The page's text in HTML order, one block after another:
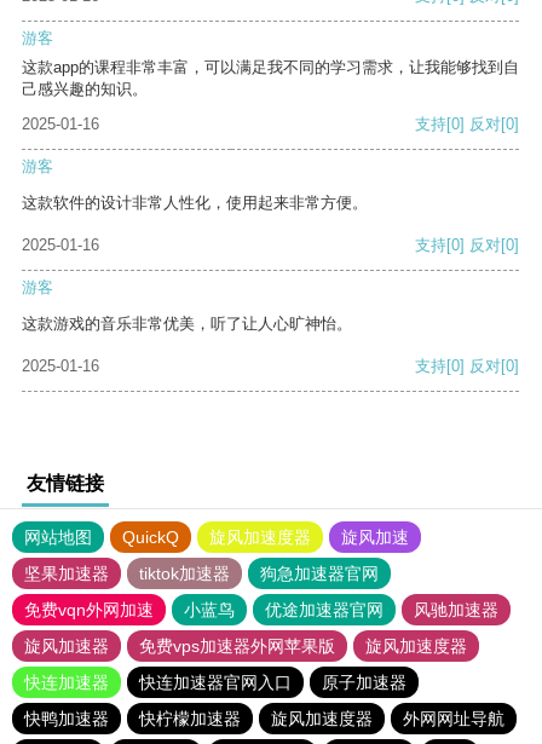
游客
这款app的课程非常丰富，可以满足我不同的学习需求，让我能够找到自
己感兴趣的知识。
2025-01-16
支持[0] 反对[0]
游客
这款软件的设计非常人性化，使用起来非常方便。
2025-01-16 支持[0] 反对[0]
游客
这款游戏的音乐非常优美，听了让人心旷神怡。
2025-01-16 支持[0] 反对[0]
友情链接
网站地图 QuickQ 旋风加速度器
旋风加速
坚果加速器
tiktok加速器
狗急加速器官网
免费vqn外网加速
小蓝鸟 优途加速器官网
风驰加速器
旋风加速器
免费vps加速器外网苹果版
旋风加速度器
快连加速器
快连加速器官网入口
原子加速器
快鸭加速器
快柠檬加速器 旋风加速度器
外网网址导航